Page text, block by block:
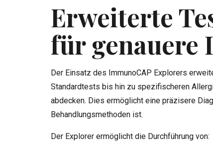
Erweiterte
für genauere
Der Einsatz des ImmunoCAP Explorers
Standardtests bis hin zu spezifischeren
abdecken. Dies ermöglicht eine präzisere
Behandlungsmethoden ist.
Der Explorer ermöglicht die Durchführung von: